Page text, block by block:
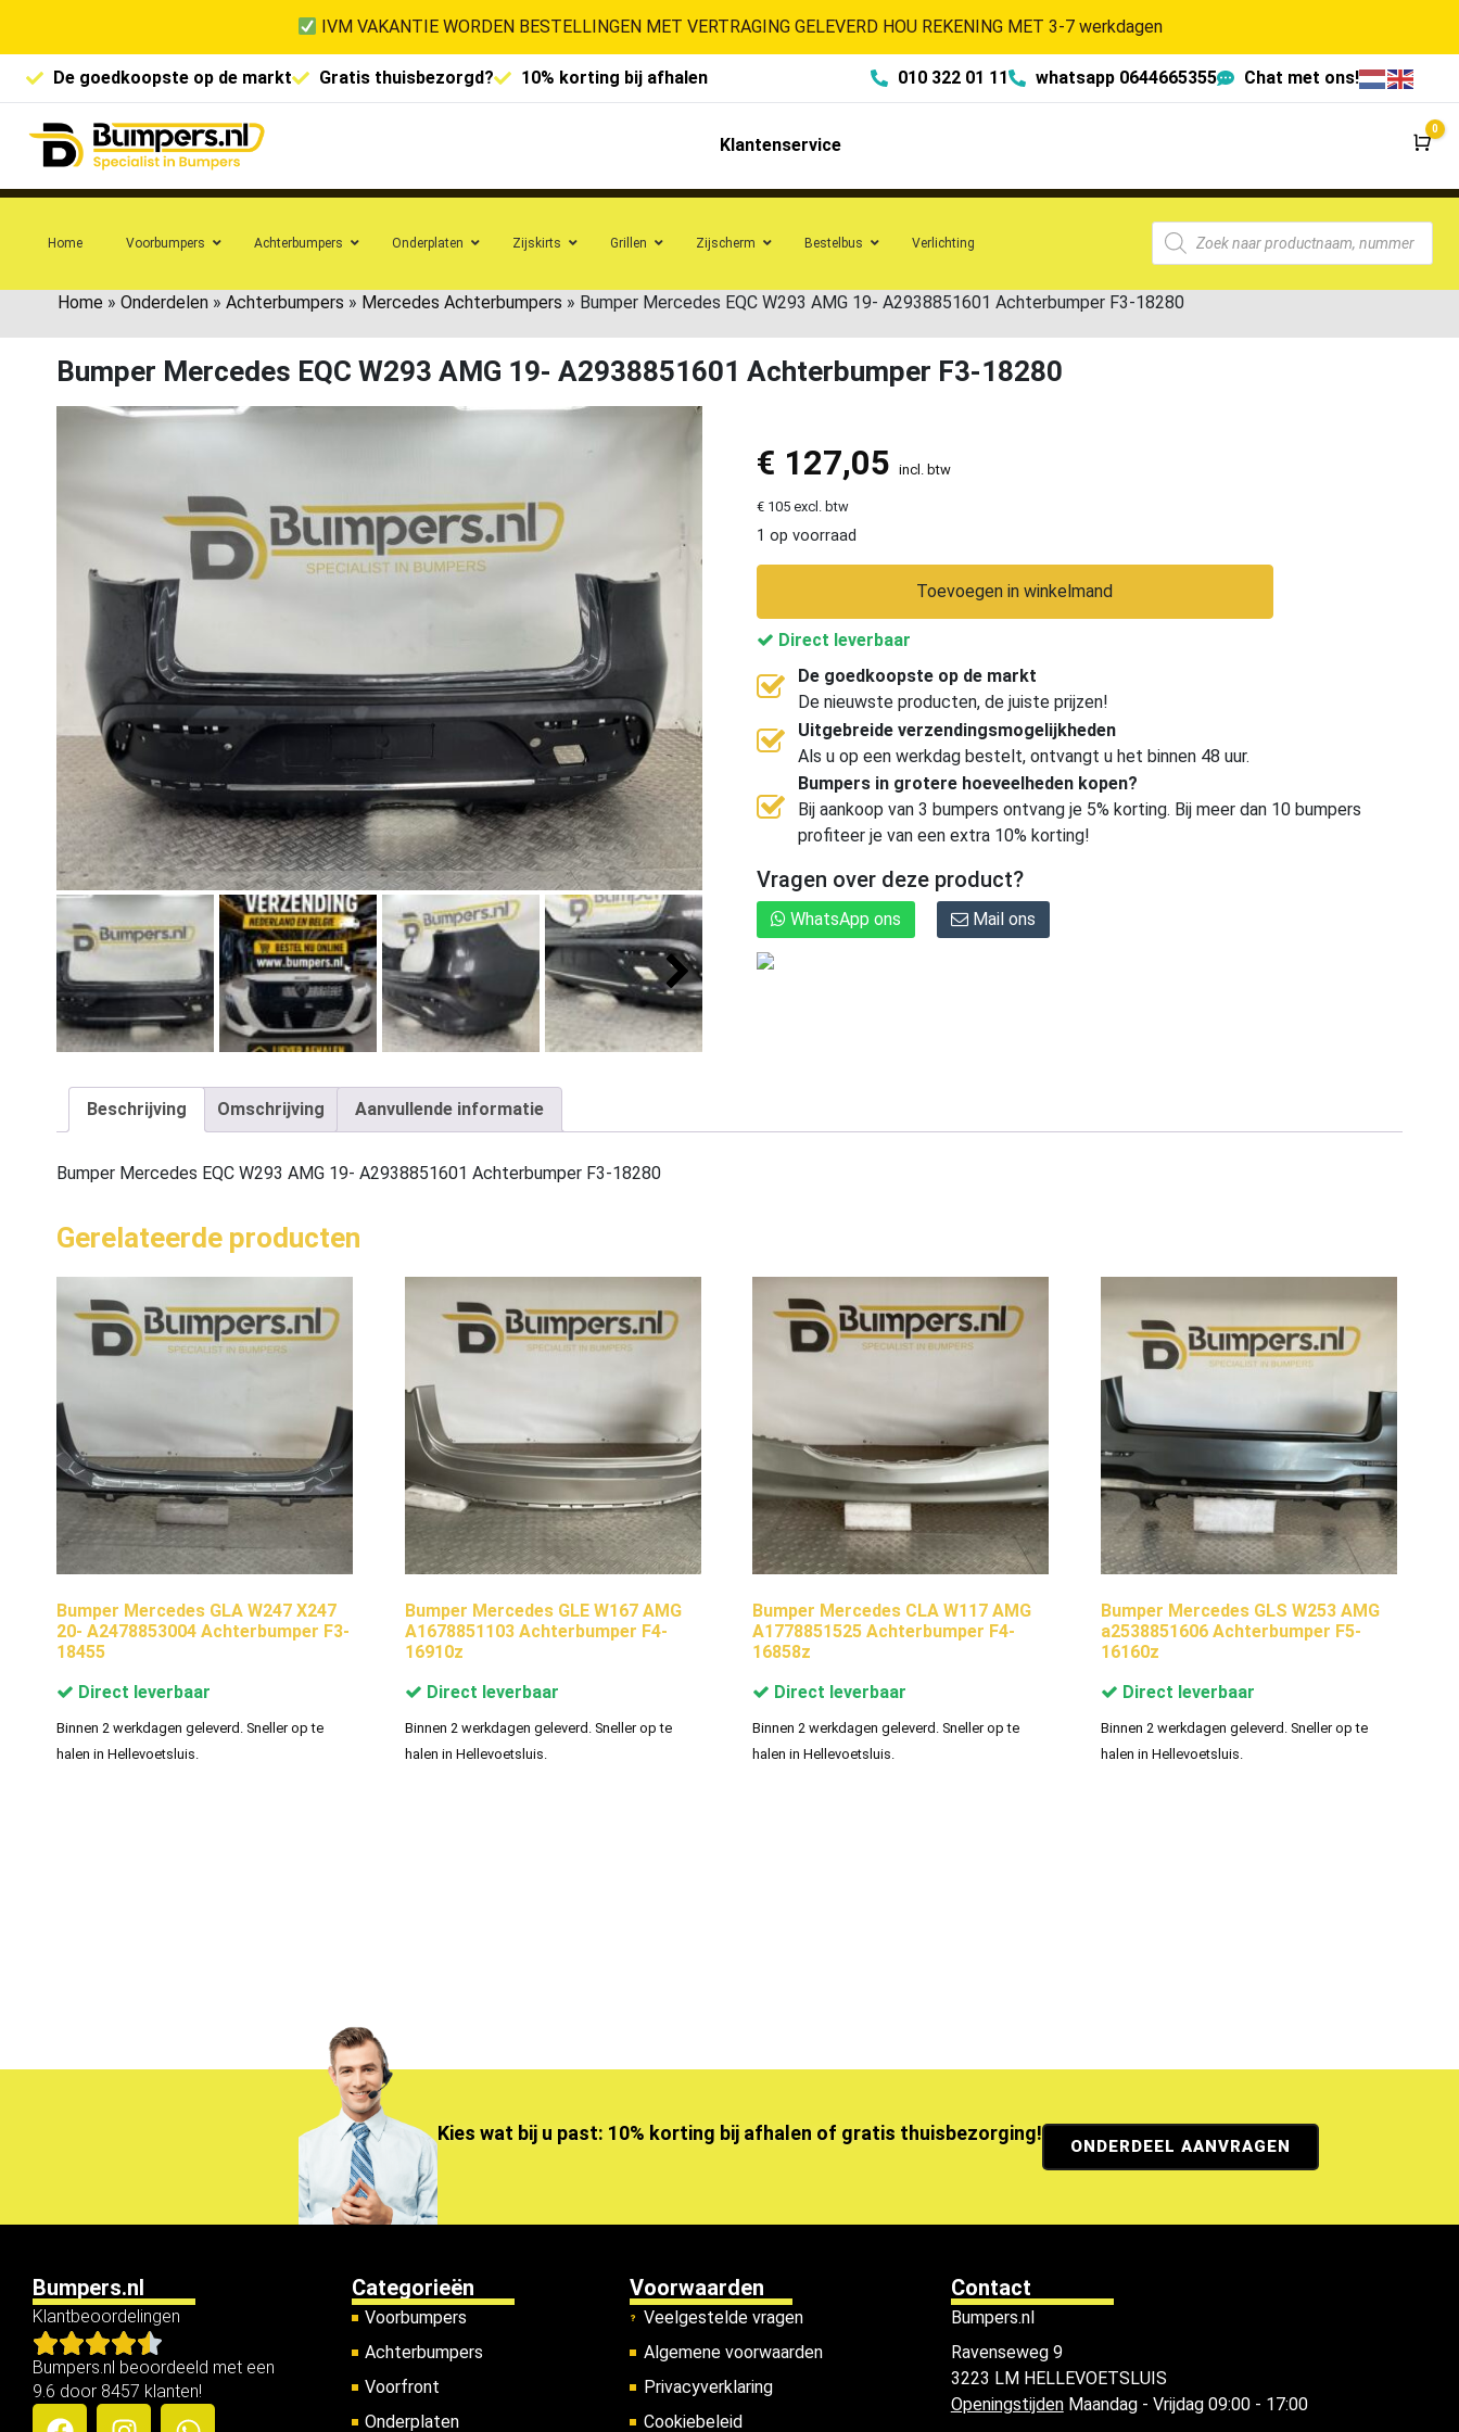
IVM VAKANTIE WORDEN BESTELLINGEN MET VERTRAGING GELEVERD HOU REKENING MET 3-7 werkdagen
De goedkoopste op de markt Gratis thuisbezorgd? 10% korting bij afhalen 010 322 01 11 whatsapp 0644665355 Chat met ons!
Klantenservice
0
Home Voorbumpers Achterbumpers Onderplaten Zijskirts Grillen Zijscherm Bestelbus Verlichting
Home » Onderdelen » Achterbumpers » Mercedes Achterbumpers » Bumper Mercedes EQC W293 AMG 19- A2938851601 Achterbumper F3-18280
Bumper Mercedes EQC W293 AMG 19- A2938851601 Achterbumper F3-18280
€ 127,05 incl. btw
€ 105 excl. btw
1 op voorraad
Toevoegen in winkelmand
Direct leverbaar
De goedkoopste op de markt
De nieuwste producten, de juiste prijzen!
Uitgebreide verzendingsmogelijkheden
Als u op een werkdag bestelt, ontvangt u het binnen 48 uur.
Bumpers in grotere hoeveelheden kopen?
Bij aankoop van 3 bumpers ontvang je 5% korting. Bij meer dan 10 bumpers
profiteer je van een extra 10% korting!
Vragen over deze product?
WhatsApp ons Mail ons
Beschrijving Omschrijving Aanvullende informatie
Bumper Mercedes EQC W293 AMG 19- A2938851601 Achterbumper F3-18280
Gerelateerde producten
Bumper Mercedes GLA W247 X247
20- A2478853004 Achterbumper F3-
18455
Direct leverbaar
Binnen 2 werkdagen geleverd. Sneller op te
halen in Hellevoetsluis.
Bumper Mercedes GLE W167 AMG
A1678851103 Achterbumper F4-
16910z
Direct leverbaar
Binnen 2 werkdagen geleverd. Sneller op te
halen in Hellevoetsluis.
Bumper Mercedes CLA W117 AMG
A1778851525 Achterbumper F4-
16858z
Direct leverbaar
Binnen 2 werkdagen geleverd. Sneller op te
halen in Hellevoetsluis.
Bumper Mercedes GLS W253 AMG
a2538851606 Achterbumper F5-
16160z
Direct leverbaar
Binnen 2 werkdagen geleverd. Sneller op te
halen in Hellevoetsluis.
Kies wat bij u past: 10% korting bij afhalen of gratis thuisbezorging!
ONDERDEEL AANVRAGEN
Bumpers.nl
Klantbeoordelingen
Bumpers.nl beoordeeld met een
9.6 door 8457 klanten!
Categorieën
Voorbumpers
Achterbumpers
Voorfront
Onderplaten
Voorwaarden
Veelgestelde vragen
Algemene voorwaarden
Privacyverklaring
Cookiebeleid
Contact
Bumpers.nl
Ravenseweg 9
3223 LM HELLEVOETSLUIS
OpeningstijdenMaandag - Vrijdag 09:00 - 17:00